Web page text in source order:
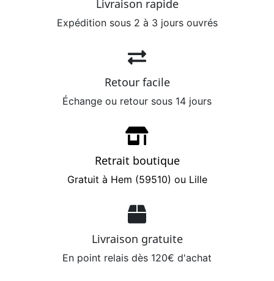
Livraison rapide
Expédition sous 2 à 3 jours ouvrés
Retour facile
Échange ou retour sous 14 jours
Retrait boutique
Gratuit à Hem (59510) ou Lille
Livraison gratuite
En point relais dès 120€ d'achat